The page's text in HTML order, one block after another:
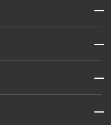
開閉
開閉
開閉
開閉